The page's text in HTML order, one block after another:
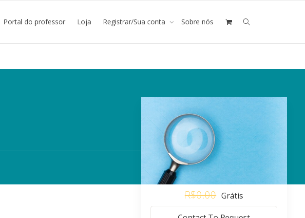
Portal do professor Loja Registrar/Sua conta Sobre nós
R$0.00 Grátis